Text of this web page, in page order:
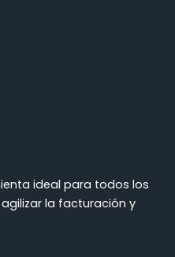
ideal para todos los
la facturación y